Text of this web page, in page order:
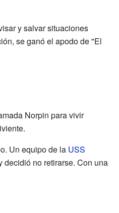
y salvar situaciones
se ganó el apodo de "El
Norpin para vivir
Un equipo de la USS
decidió no retirarse. Con una